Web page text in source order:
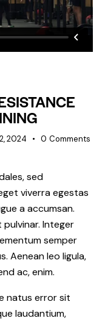
2024 0 Comments
sed
viverra egestas
a accumsan.
Integer
semper
Aenean leo ligula,
ac, enim.
natus error sit
laudantium,